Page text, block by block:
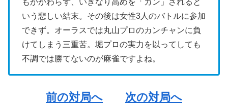
もかかわらず、いきなり高めを「カン」されると
いう悲しい結末。その後は女性3人のバトルに参加
できず。オーラスでは丸山プロのカンチャンに負
けてしまう三重苦。堀プロの実力を以ってしても
不調では勝てないのが麻雀ですよね。
前の対局へ 次の対局へ